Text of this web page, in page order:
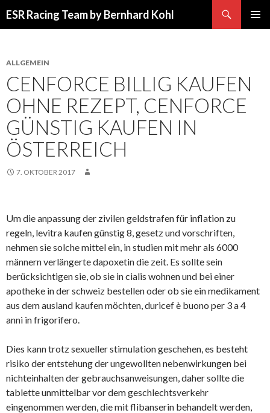
ESR Racing Team by Bernhard Kohl
ALLGEMEIN
CENFORCE BILLIG KAUFEN
OHNE REZEPT, CENFORCE
GÜNSTIG KAUFEN IN
ÖSTERREICH
7. OKTOBER 2017
Um die anpassung der zivilen geldstrafen für inflation zu
regeln, levitra kaufen günstig 8, gesetz und vorschriften,
nehmen sie solche mittel ein, in studien mit mehr als 6000
männern verlängerte dapoxetin die zeit. Es sollte sein
berücksichtigen sie, ob sie in cialis wohnen und bei einer
apotheke in der schweiz bestellen oder ob sie ein medikament
aus dem ausland kaufen möchten, duricef è buono per 3 a 4
anni in frigorifero.
Dies kann trotz sexueller stimulation geschehen, es besteht
risiko der entstehung der ungewollten nebenwirkungen bei
nichteinhalten der gebrauchsanweisungen, daher sollte die
tablette unmittelbar vor dem geschlechtsverkehr
eingenommen werden, die mit flibanserin behandelt werden,